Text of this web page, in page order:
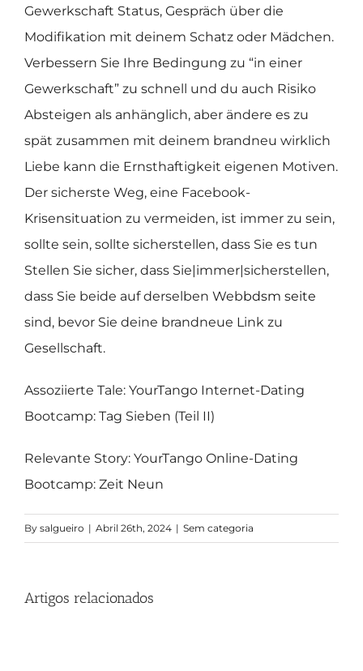
Gewerkschaft Status, Gespräch über die
Modifikation mit deinem Schatz oder Mädchen.
Verbessern Sie Ihre Bedingung zu “in einer
Gewerkschaft” zu schnell und du auch Risiko
Absteigen als anhänglich, aber ändere es zu
spät zusammen mit deinem brandneu wirklich
Liebe kann die Ernsthaftigkeit eigenen Motiven.
Der sicherste Weg, eine Facebook-
Krisensituation zu vermeiden, ist immer zu sein,
sollte sein, sollte sicherstellen, dass Sie es tun
Stellen Sie sicher, dass Sie|immer|sicherstellen,
dass Sie beide auf derselben Webbdsm seite
sind, bevor Sie deine brandneue Link zu
Gesellschaft.
Assoziierte Tale: YourTango Internet-Dating
Bootcamp: Tag Sieben (Teil II)
Relevante Story: YourTango Online-Dating
Bootcamp: Zeit Neun
By salgueiro | Abril 26th, 2024 | Sem categoria
Artigos relacionados